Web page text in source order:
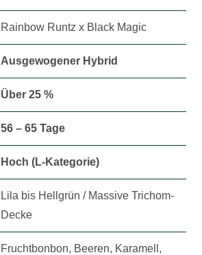
Rainbow Runtz x Black Magic
Ausgewogener Hybrid
Über 25 %
56 – 65 Tage
Hoch (L-Kategorie)
Lila bis Hellgrün / Massive Trichom-
Decke
Fruchtbonbon, Beeren, Karamell,